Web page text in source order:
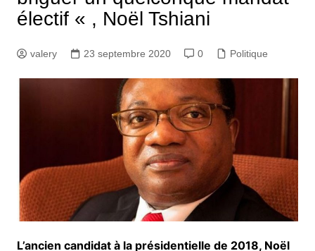
électif « , Noël Tshiani
valery 23 septembre 2020 0 Politique
L’ancien candidat à la présidentielle de 2018, Noël